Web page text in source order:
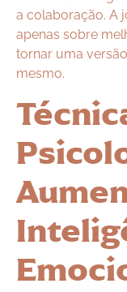
a colaboração. A
apenas sobre
tornar uma
mesmo.